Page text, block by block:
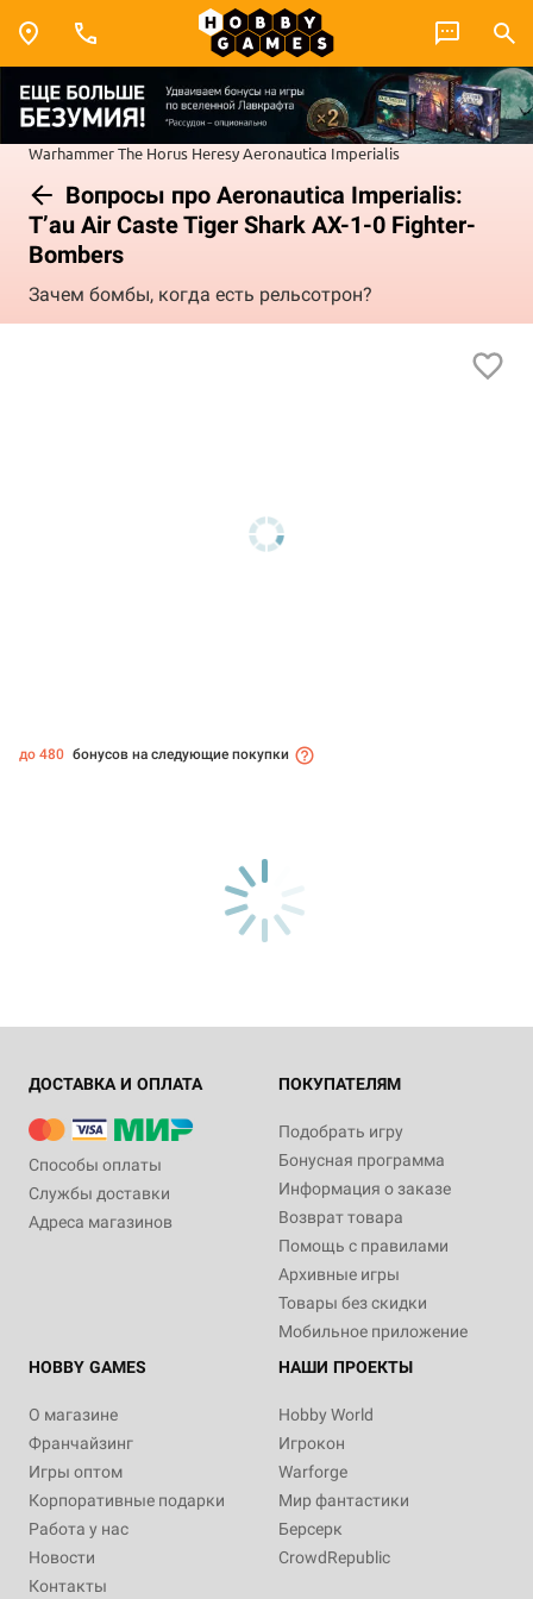
WarhammerThe Horus HeresyAeronautica Imperialis
Вопросы про Aeronautica Imperialis:
T’au Air Caste Tiger Shark AX-1-0 Fighter-
Bombers
Зачем бомбы, когда есть рельсотрон?
до 480 бонусов на следующие покупки
ДОСТАВКА И ОПЛАТА
Способы оплаты
Службы доставки
Адреса магазинов
ПОКУПАТЕЛЯМ
Подобрать игру
Бонусная программа
Информация о заказе
Возврат товара
Помощь с правилами
Архивные игры
Товары без скидки
Мобильное приложение
HOBBY GAMES
О магазине
Франчайзинг
Игры оптом
Корпоративные подарки
Работа у нас
Новости
Контакты
НАШИ ПРОЕКТЫ
Hobby World
Игрокон
Warforge
Мир фантастики
Берсерк
CrowdRepublic